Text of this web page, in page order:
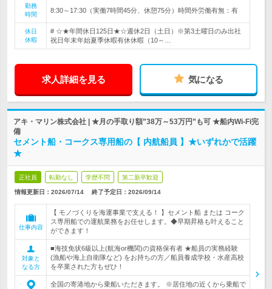
勤務
時間
8:30～17:30（実働7時間45分、休憩75分）時間外労働有無：有
休日
休暇
# ☆★年間休日125日★☆週休2日（土日）※第3土曜日のみ出社
祝日年末年始夏季休暇有休休暇（10～…
求人詳細を見る 気になる
アキ・マリン株式会社 | ★月の手取り額”38万～53万円”も可 ★船内Wi-Fi完
備
セメント船・コークス専用船の【 内航船員 】★いずれかで活躍
★
正社員 転勤なし 学歴不問 第二新卒歓迎
情報更新日：2026/07/14 終了予定日： 2026/09/14
仕事内容
【 モノづくりを海運事業で支える！ 】セメント船 または コーク
ス専用船での運航業務をお任せします。◆早期昇格も叶えること
ができます！
対象と
なる方
■海技免状6級以上(航海or機関)の資格保有者 ★船員の実務経験
(漁船や海上自衛隊など) をお持ちの方／船員養成学校・水産高校
を卒業された方もぜひ！
全国の寄港地から乗船いただきます。 ※居住地の近くから乗船で